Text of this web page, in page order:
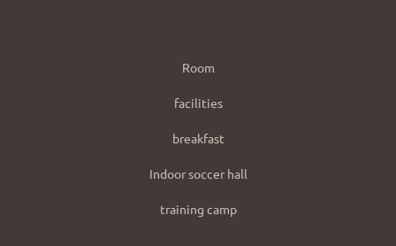
Room
facilities
breakfast
Indoor soccer hall
training camp